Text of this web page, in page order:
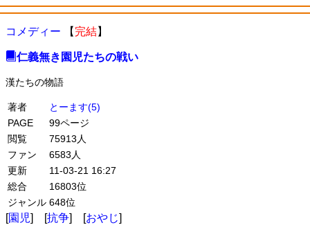
コメディー 【 完結】
仁義無き園児たちの戦い
漢たちの物語
著者
とーます(5)
PAGE
99ページ
閲覧
75913人
ファン
6583人
更新
11-03-21 16:27
総合
16803位
ジャンル 648位
[園児] [抗争] [おやじ]